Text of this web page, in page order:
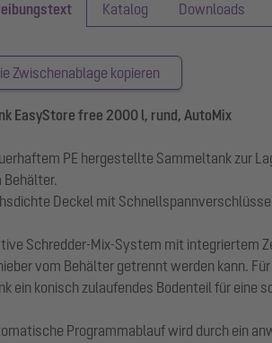
Katalog Downloads
Zwischenablage kopieren
EasyStore free 2000 l, rund, AutoMix
PE hergestellte Sammeltank zur
Behälter.
Deckel mit
Schredder-Mix-System mit integriertem
vom Behälter getrennt werden kann.
ein konisch zulaufendes Bodenteil für eine
Programmablauf wird durch ein